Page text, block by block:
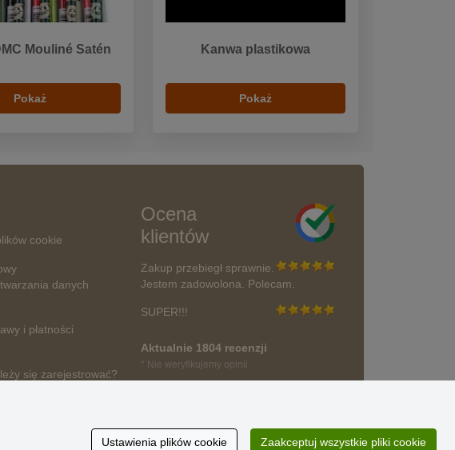
Mouliné Satén
Pokaż
Kanwa plastikowa
Pokaż
cookie
danych
i płatności
się zarejestrować?
Ocena
klientów
Zakup przebiegł sprawnie.
Jestem zadowolona. Polecam.
SUPER!!!
Aktualnie 1804 recenzji
* Nie weryfikujemy opinii
Ustawienia plików cookie Zaakceptuj wszystkie pliki cookie